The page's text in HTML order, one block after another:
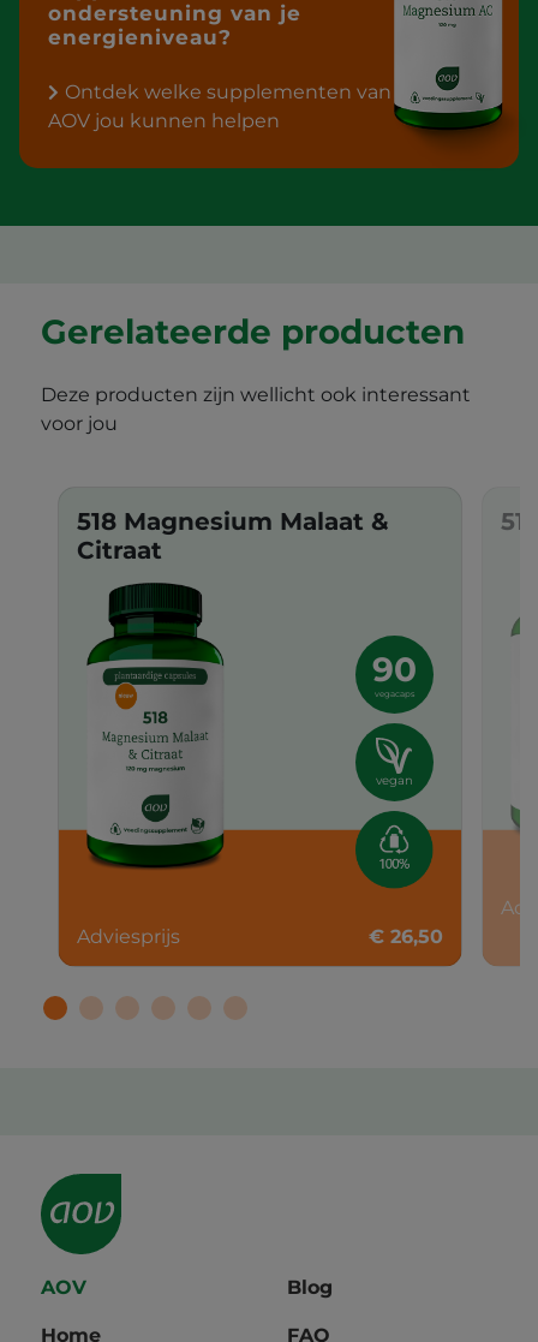
ondersteuning van je
energieniveau?
Ontdek welke supplementen van
AOV jou kunnen helpen
Gerelateerde producten
Deze producten zijn wellicht ook interessant
voor jou
518 Magnesium Malaat &
Citraat
90
vegacaps
vegan
Adviesprijs € 26,50
AOV
Home
Blog
FAQ